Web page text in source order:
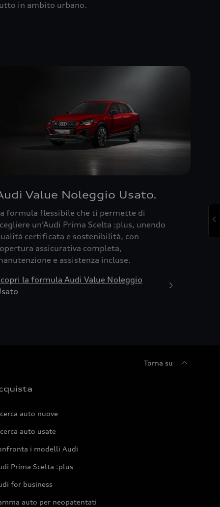
in ambito urbano.
Value Noleggio Usato.
formula flessibile che ti permette di
un’Audi Prima Scelta :plus, unendo
certificata e sostenibilità, con
assicurativa completa,
e assistenza incluse.
la formula Audi Value Noleggio
Torna su
auto nuove
auto usate
i modelli Audi
Prima Scelta :plus
for business
auto per neopatentati